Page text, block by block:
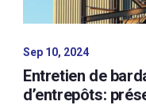
Sep 10, 2024
Entretien de
d’entrepôts: